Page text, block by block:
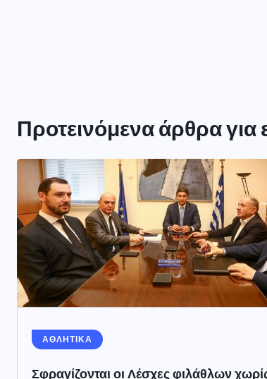
Προτεινόμενα άρθρα για
ΑΘΛΗΤΙΚΑ
Σφραγίζονται οι Λέσχες φιλάθλων